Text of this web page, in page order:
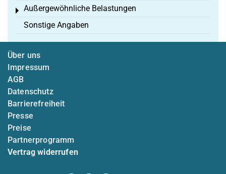
Außergewöhnliche Belastungen
Toggle menu
Sonstige Angaben
Über uns
Impressum
AGB
Datenschutz
Barrierefreiheit
Presse
Preise
Partnerprogramm
Vertrag widerrufen